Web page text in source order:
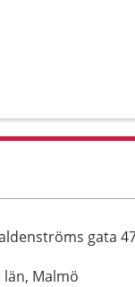
gata
län, Malmö